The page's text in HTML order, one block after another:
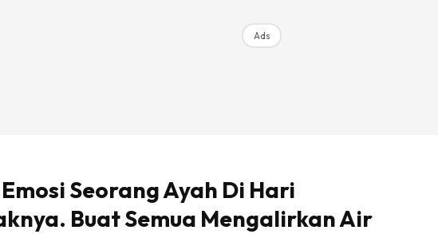
Ads
Seorang Ayah Di Hari
Buat Semua Mengalirkan Air